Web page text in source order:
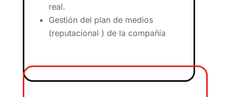
real.
Gestión del plan demedios
(reputacional ) dela compañía